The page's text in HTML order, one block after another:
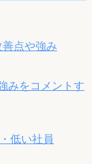
みをコメントす